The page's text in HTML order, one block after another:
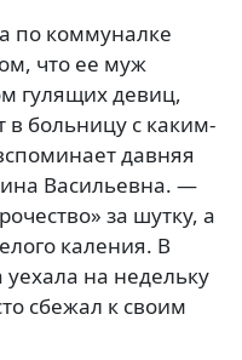
по коммуналке
что ее муж
гулящих девиц,
в больницу с каким-
давняя
Васильевна. —
за шутку, а
каления. В
уехала на недельку
сбежал к своим